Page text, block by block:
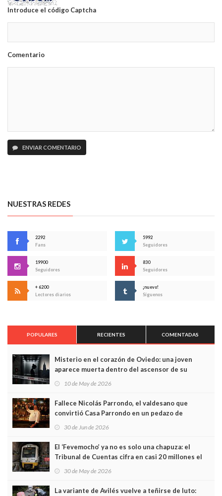
Introduce el código Captcha
Comentario
ENVIAR COMENTARIO
NUESTRAS REDES
2292
Fans
5992
Seguidores
19900
Seguidores
830
Seguidores
+ 6200
Lectores diarios
¡nuevo!
Síguenos
POPULARES RECIENTES COMENTADAS
Misterio en el corazón de Oviedo: una joven
aparece muerta dentro del ascensor de su
edificio y las cámaras captan sus últimos minutos
10 de May de 2026
Fallece Nicolás Parrondo, el valdesano que
convirtió Casa Parrondo en un pedazo de
Asturias en Madrid
30 de Jun de 2026
El ‘Fevemocho’ ya no es solo una chapuza: el
Tribunal de Cuentas cifra en casi 20 millones el
sobrecoste de los trenes que no cabían por los
30 de May de 2026
La variante de Avilés vuelve a teñirse de luto: